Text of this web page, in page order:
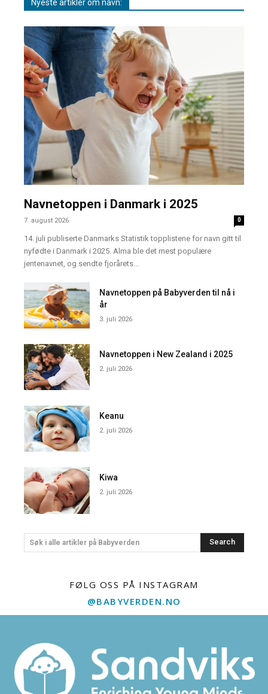
Nyeste artikler om navn:
Navnetoppen i Danmark i 2025
7. august 2026 0
14. juli publiserte Danmarks Statistik topplistene for navn gitt til
nyfødte i Danmark i 2025. Alma ble det mest populære
jentenavnet, og sendte fjorårets...
Navnetoppen på Babyverden til nå i
år
3. juli 2026
Navnetoppen i New Zealand i 2025
2. juli 2026
Keanu
2. juli 2026
Kiwa
2. juli 2026
Søk i alle artikler på Babyverden Search
FØLG OSS PÅ INSTAGRAM
@BABYVERDEN.NO